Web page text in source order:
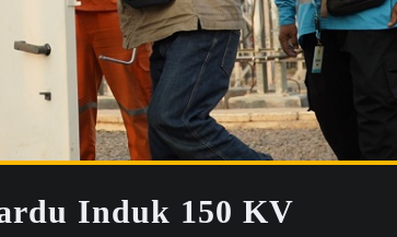
Induk 150 KV